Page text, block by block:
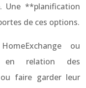
Une **planification
de ces options.
ou
en relation des
faire garder leur